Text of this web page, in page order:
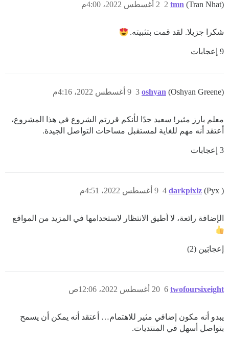
tmn (Tran Nhat) 2 أغسطس 2022، 4:00م 2
شكرا جزيلا. لقد قمت بتثبيته.
9 إعجابات
oshyan (Oshyan Greene) 9 أغسطس 2022، 4:16م 3
معلم بارز مثير! سعيد جدًا لأنكم قررتم الشروع في هذا المشروع،
أعتقد أنه مهم للغاية لمستقبل مساحات التواصل الجيدة.
3 إعجابات
darkpixlz (Pyx ) 9 أغسطس 2022، 4:51م 4
الإضافة رائعة، لا أطيق الانتظار لاستخدامها في المزيد من المواقع
إعجابَين (2)
twofoursixeight 20 أغسطس 2022، 12:06ص 6
يبدو أنه مكون إضافي مثير للاهتمام… أعتقد أنه يمكن أن يسمح
بتواصل أسهل في المنتديات.